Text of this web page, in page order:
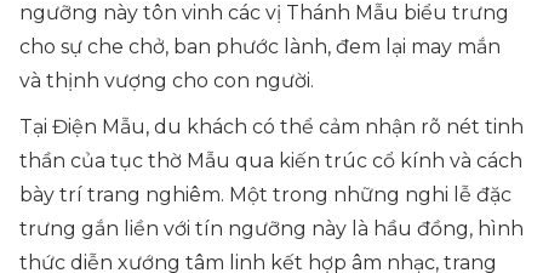
ngưỡng này tôn vinh các vị Thánh Mẫu biểu trưng
cho sự che chở, ban phước lành, đem lại may mắn
và thịnh vượng cho con người.
Tại Điện Mẫu, du khách có thể cảm nhận rõ nét tinh
thần của tục thờ Mẫu qua kiến trúc cổ kính và cách
bày trí trang nghiêm. Một trong những nghi lễ đặc
trưng gắn liền với tín ngưỡng này là hầu đồng, hình
thức diễn xướng tâm linh kết hợp âm nhạc, trang